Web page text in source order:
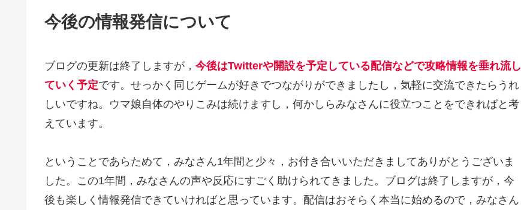
今後の情報発信について
ブログの更新は終了しますが， 今後はTwitterや開設を予定している配信などで攻略情報を垂れ流し
ていく予定です。せっかく同じゲームが好きでつながりができましたし，気軽に交流できたらうれ
しいですね。ウマ娘自体のやりこみは続けますし，何かしらみなさんに役立つことをできればと考
えています。
ということであらためて，みなさん1年間と少々，お付き合いいただきましてありがとうございま
した。この1年間，みなさんの声や反応にすごく助けられてきました。ブログは終了しますが，今
後も楽しく情報発信できていければと思っています。配信はおそらく本当に始めるので，みなさん